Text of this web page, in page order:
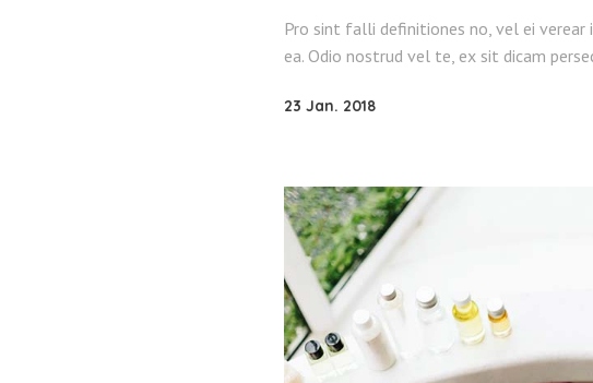
Pro sint falli definitiones no, vel ei
ea. Odio nostrud vel te, ex sit dicam
23 Jan. 2018